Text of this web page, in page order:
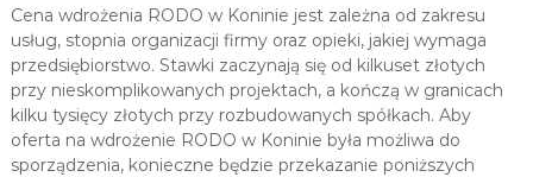
Cena wdrożenia RODO w Koninie jest zależna od zakresu
usług, stopnia organizacji firmy oraz opieki, jakiej wymaga
przedsiębiorstwo. Stawki zaczynają się od kilkuset złotych
przy nieskomplikowanych projektach, a kończą w granicach
kilku tysięcy złotych przy rozbudowanych spółkach. Aby
oferta na wdrożenie RODO w Koninie była możliwa do
sporządzenia, konieczne będzie przekazanie poniższych